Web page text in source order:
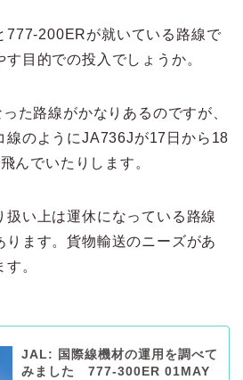
777-200ERが就いている路線で
目的での投入でしょうか。
た路線がかなりあるのですが、
線のようにJA736Jが17日から18
んでいたりします。
扱い上は運休になっている路線
ります。貨物輸送のニーズがあ
。
JAL: 国際線機材の運用を調べて
みました 777-300ER 01MAY